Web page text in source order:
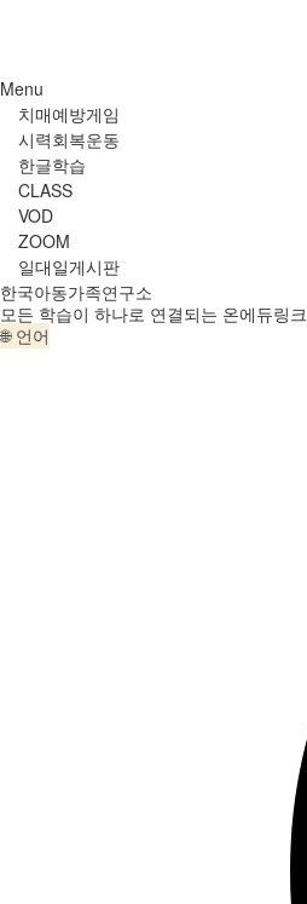
Menu
치매예방게임
시력회복운동
한글학습
CLASS
VOD
ZOOM
일대일게시판
한국아동가족연구소
모든 학습이 하나로 연결되는 온에듀링크
🌐 언어